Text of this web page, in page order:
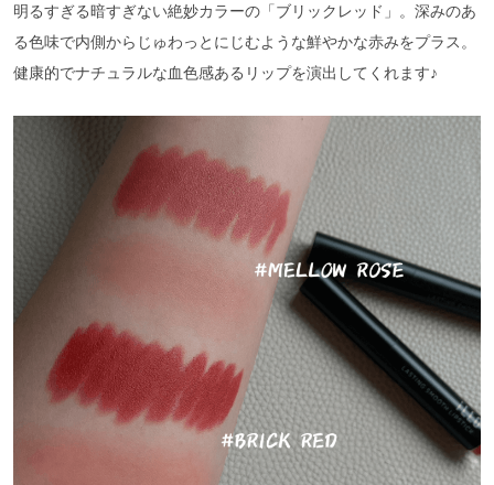
明るすぎる暗すぎない絶妙カラーの「ブリックレッド」。深みのあ
る色味で内側からじゅわっとにじむような鮮やかな赤みをプラス。
健康的でナチュラルな血色感あるリップを演出してくれます♪